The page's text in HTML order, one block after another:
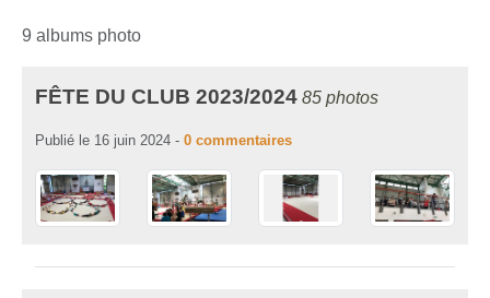
9 albums photo
FÊTE DU CLUB 2023/2024 85 photos
Publié le 16 juin 2024 - 0 commentaires